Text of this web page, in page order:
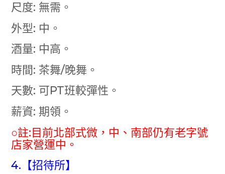
尺度: 無需。
外型: 中。
酒量: 中高。
時間: 茶舞/晚舞。
天數: 可PT班較彈性。
薪資: 期領。
○註:目前北部式微，中、南部仍有老字號
店家營運中。
4.【招待所】